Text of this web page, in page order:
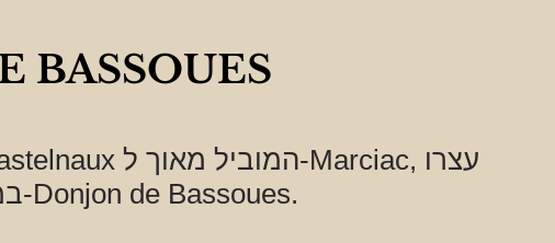
BASSOUES
במהלך המסע שלכם ב-Donjon de Bassoues.